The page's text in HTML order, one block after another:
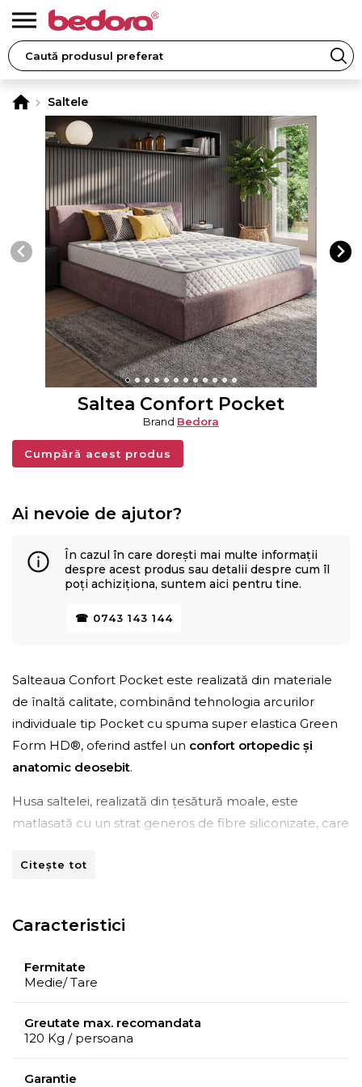
Saltele
Saltea Confort Pocket
Brand Bedora
Cumpără acest produs
Ai nevoie de ajutor?
În cazul în care dorești mai multe informații
despre acest produs sau detalii despre cum îl
poți achiziționa, suntem aici pentru tine.
☎ 0743 143 144
Salteaua Confort Pocket este realizată din materiale
de înaltă calitate, combinând tehnologia arcurilor
individuale tip Pocket cu spuma super elastica Green
Form HD®, oferind astfel un confort ortopedic și
anatomic deosebit.
Husa saltelei, realizată din țesătură moale, este
matlasată cu un strat generos de fibre siliconizate, care
reduce punctele de presiune și de a favoriza relaxarea
asigurând o ventilare excelentă
Citește tot
Caracteristici
Fermitate
Medie/ Tare
Greutate max. recomandata
120 Kg / persoana
Garantie